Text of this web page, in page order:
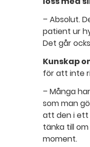
– Absolut.
patient ur
Det går
Kunskap
för att inte
– Många
som man
att den i ett
tänka till
moment.